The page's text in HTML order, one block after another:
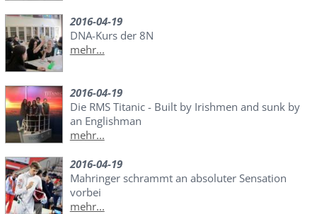
2016-04-19
DNA-Kurs der 8N
mehr...
2016-04-19
Die RMS Titanic - Built by Irishmen and sunk by
an Englishman
mehr...
2016-04-19
Mahringer schrammt an absoluter Sensation
vorbei
mehr...